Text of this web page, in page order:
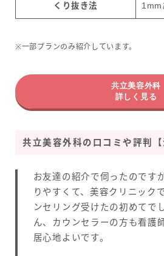
くり抜き法 1mm
※一部プランのみ紹介しています。
共立美容外科
詳しく見る
共立美容外科の口コミや評判【
お友達の紹介で伺ったのです
りやすくて、美容クリニック
ンセリング受けたの初めてで
ん、カウンセラーの方も看護
居心地よいです。